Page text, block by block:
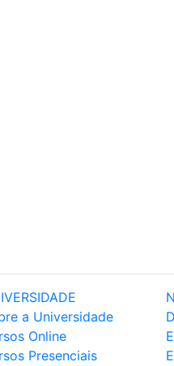
a Universidade
Online
Presenciais